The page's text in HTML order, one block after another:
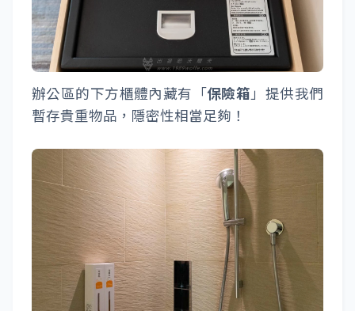
辦公區的下方櫃體內藏有「保險箱」提供我們
暫存貴重物品，隱密性相當足夠！